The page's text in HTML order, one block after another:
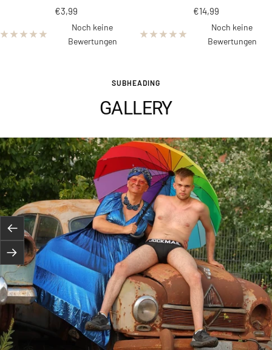
Angebotspreis
€3,99
Noch keine
Bewertungen
Angebotspreis
€14,99
Noch keine
Bewertungen
SUBHEADING
GALLERY
Zurück
Weiter